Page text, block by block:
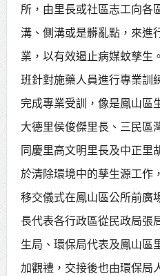
圍者 允諾完善支持
所，由里長或社區志工向各
溝、側溝或是髒亂點，來進
業，以有效遏止病媒蚊孳生
班針對施藥人員進行專業訓
完成專業受訓，像是鳳山區
大德里侯俊傑里長、三民區
同慶里高文明里長及中正里
於清除環境中的孳生源工作
移交儀式在鳳山區公所前廣
長代表各行政區從民政局張
生局、環保局代表及鳳山區
加觀禮，交接後也由環保局